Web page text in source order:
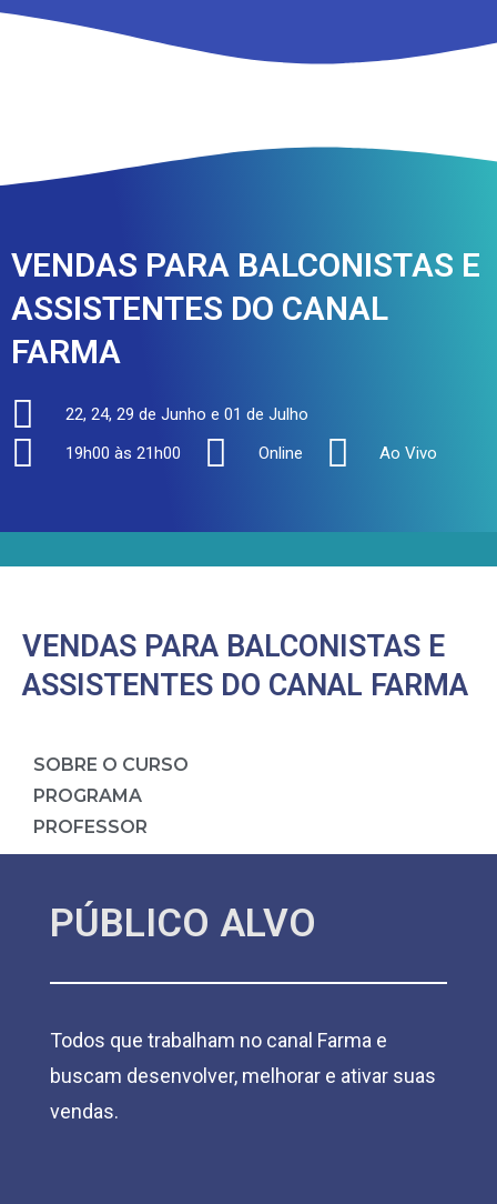
VENDAS PARA BALCONISTAS E
ASSISTENTES DO CANAL
FARMA
22, 24, 29 de Junho e 01 de Julho
19h00 às 21h00
Online Ao Vivo
VENDAS PARA BALCONISTAS E
ASSISTENTES DO CANAL FARMA
SOBRE O CURSO
PROGRAMA
PROFESSOR
PÚBLICO ALVO
Todos que trabalham no canal Farma e
buscam desenvolver, melhorar e ativar suas
vendas.